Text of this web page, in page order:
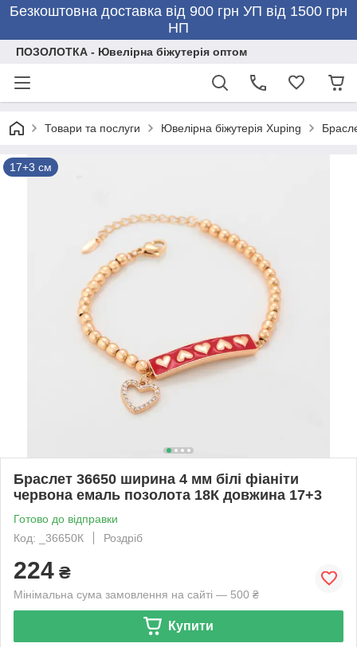
Безкоштовна доставка від 900 грн УП від 1500 грн
НП
ПОЗОЛОТКА - Ювелірна біжутерія оптом
Товари та послуги Ювелірна біжутерія Xuping
17+3 см
Браслет 36650 ширина 4 мм білі фіаніти
червона емаль позолота 18К довжина 17+3
Готово до відправки
Код: _36650К
Роздріб
224 ₴
Мінімальна сума замовлення на сайті — 500 ₴
Купити